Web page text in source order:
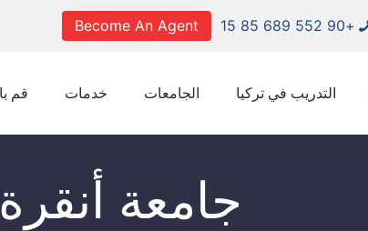
+90 552 689 85 15
Become An Agent
التدريب في تركيا الجامعات خدمات قم
جامعة